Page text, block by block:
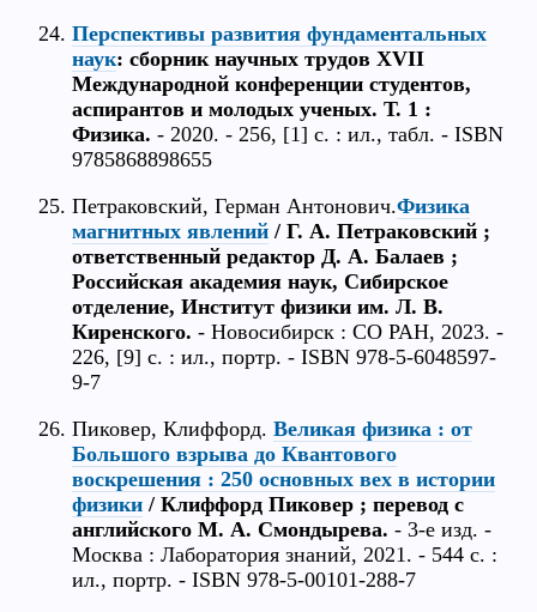
Перспективы развития фундаментальных
наук: сборник научных трудов XVII
Международной конференции студентов,
аспирантов и молодых ученых. Т. 1 :
Физика. - 2020. - 256, [1] с. : ил., табл. - ISBN
9785868898655
Петраковский, Герман Антонович.Физика
магнитных явлений / Г. А. Петраковский ;
ответственный редактор Д. А. Балаев ;
Российская академия наук, Сибирское
отделение, Институт физики им. Л. В.
Киренского. - Новосибирск : СО РАН, 2023. -
226, [9] с. : ил., портр. - ISBN 978-5-6048597-
9-7
Пиковер, Клиффорд. Великая физика : от
Большого взрыва до Квантового
воскрешения : 250 основных вех в истории
физики / Клиффорд Пиковер ; перевод с
английского М. А. Смондырева. - 3-е изд. -
Москва : Лаборатория знаний, 2021. - 544 с. :
ил., портр. - ISBN 978-5-00101-288-7